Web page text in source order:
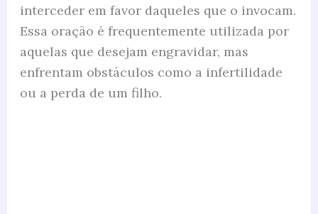
interceder em favor daqueles que o invocam.
Essa oração é frequentemente utilizada por
aquelas que desejam engravidar, mas
enfrentam obstáculos como a infertilidade
ou a perda de um filho.